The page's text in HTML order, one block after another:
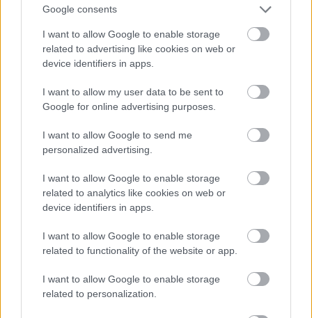
Google consents
I want to allow Google to enable storage
related to advertising like cookies on web or
device identifiers in apps.
I want to allow my user data to be sent to
Google for online advertising purposes.
I want to allow Google to send me
personalized advertising.
I want to allow Google to enable storage
related to analytics like cookies on web or
device identifiers in apps.
I want to allow Google to enable storage
related to functionality of the website or app.
I want to allow Google to enable storage
related to personalization.
puntos. Cerca de entrar en el once como defensas se
quedaron Mika Mármol (Las Palmas) y Gregorio Sierra
(Burgos), ambos con 218 puntos.
Comunio
El Elche regresa a LaLiga tras
quedar segundo en LaLiga
HYPERMOTION. Los futbolistas
del conjunto ilicitano ya están
disponibles en Comunio y te
traemos sus precios iniciales y
Comunio de Segunda.
El mejor jugador de la temporada 2025/26 en Comunio de
Segunda ha sido Sergio Arribas, máximo goleador de la